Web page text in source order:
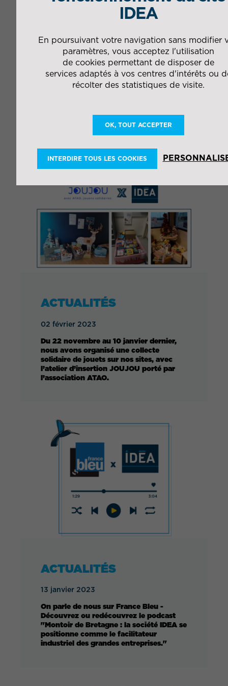
DOSSIERS
08 février 2023
ACTUALITÉS
02 février 2023
Du 22 novembre au 10 janvier dernier,
nous avons organisé une collecte
solidaire de jouets sur nos sites, avec
l’atelier d’insertion JOUJOU porté par
l’association ATAO.
ACTUALITÉS
13 janvier 2023
On parle de nous sur France Bleu -
Découvrez ou redécouvrez le podcast
"Montoir de Bretagne : la société IDEA se
positionne comme le facilitateur
industriel des grandes entreprises."
IDEA
En poursuivant votre navigation sans modifier
paramètres, vous acceptez l'utilisation
de cookies permettant de disposer de
services adaptés à vos centres d'intérêts ou
récolter des statistiques de visite.
OK, TOUT ACCEPTER
INTERDIRE TOUS LES COOKIES